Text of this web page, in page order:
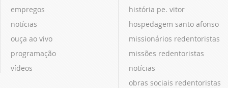
empregos
notícias
ouça ao vivo
programação
vídeos
história pe. vitor
hospedagem santo afonso
missionários redentoristas
missões redentoristas
notícias
obras sociais redentoristas